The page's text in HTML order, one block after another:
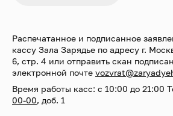
Распечатанное и подписанное
кассу Зала Зарядье по адресу г.
6, стр. 4 или отправить скан
электронной почте
Время работы касс: с 10:00 до 21:00
00-00, доб. 1